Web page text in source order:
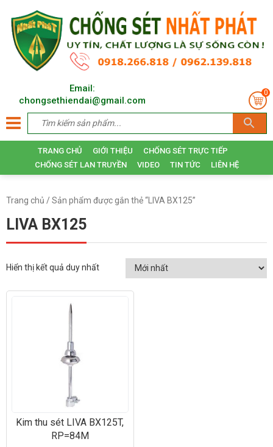
Email:
chongsethiendai@gmail.com
0
TRANG CHỦ GIỚI THIỆU
CHỐNG SÉT TRỰC TIẾP
CHỐNG SÉT LAN TRUYỀN
VIDEO TIN TỨC LIÊN HỆ
Trang chủ / Sản phẩm được gắn thẻ “LIVA BX125”
LIVA BX125
Hiển thị kết quả duy nhất
Kim thu sét LIVA BX125T,
RP=84M